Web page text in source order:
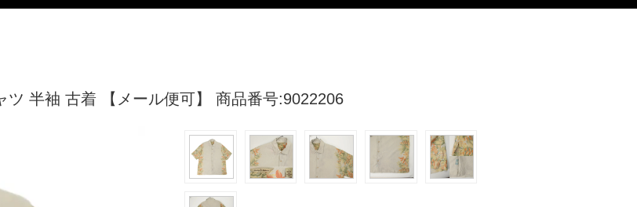
半袖 古着 【メール便可】 商品番号:9022206